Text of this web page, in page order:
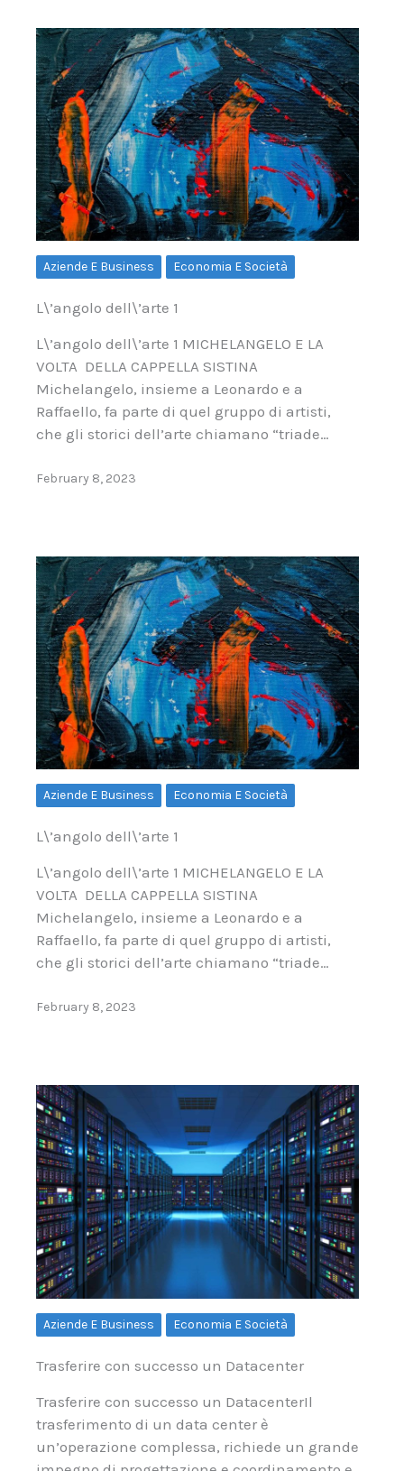
Aziende E Business Economia E Società
L\’angolo dell\’arte 1
L\’angolo dell\’arte 1 MICHELANGELO E LA
VOLTA DELLA CAPPELLA SISTINA
Michelangelo, insieme a Leonardo e a
Raffaello, fa parte di quel gruppo di artisti,
che gli storici dell’arte chiamano “triade…
February 8, 2023
Aziende E Business Economia E Società
L\’angolo dell\’arte 1
L\’angolo dell\’arte 1 MICHELANGELO E LA
VOLTA DELLA CAPPELLA SISTINA
Michelangelo, insieme a Leonardo e a
Raffaello, fa parte di quel gruppo di artisti,
che gli storici dell’arte chiamano “triade…
February 8, 2023
Aziende E Business Economia E Società
Trasferire con successo un Datacenter
Trasferire con successo un DatacenterIl
trasferimento di un data center è
un’operazione complessa, richiede un grande